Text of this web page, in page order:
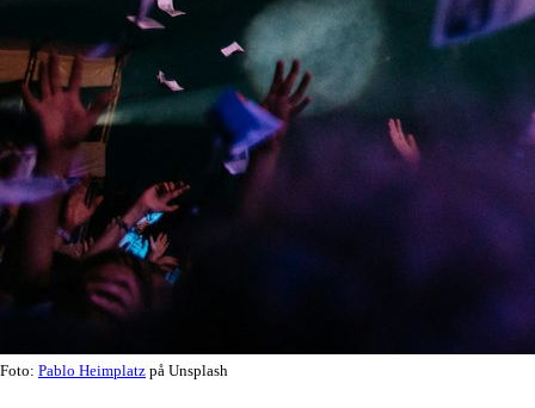
Foto: Pablo Heimplatz på Unsplash